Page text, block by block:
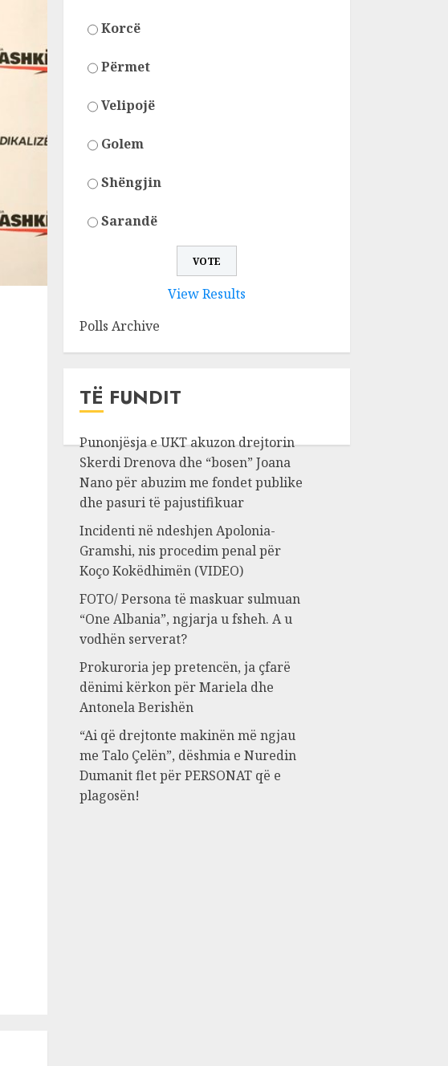
Korcë
Përmet
Velipojë
Golem
Shëngjin
Sarandë
View Results
Polls Archive
TË FUNDIT
Punonjësja e UKT akuzon drejtorin
Skerdi Drenova dhe “bosen” Joana
Nano për abuzim me fondet publike
dhe pasuri të pajustifikuar
Incidenti në ndeshjen Apolonia-
Gramshi, nis procedim penal për
Koço Kokëdhimën (VIDEO)
FOTO/ Persona të maskuar sulmuan
“One Albania”, ngjarja u fsheh. A u
vodhën serverat?
Prokuroria jep pretencën, ja çfarë
dënimi kërkon për Mariela dhe
Antonela Berishën
“Ai që drejtonte makinën më ngjau
me Talo Çelën”, dëshmia e Nuredin
Dumanit flet për PERSONAT që e
plagosën!